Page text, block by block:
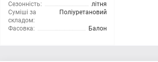
Сезонність:
літня
Суміші за
складом:
Поліуретановий
Фасовка: Балон